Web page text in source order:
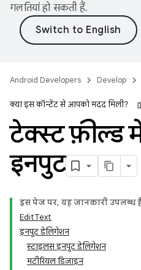
गलतियां हो सकती हैं.
Android Developers Develop
क्या इस कॉन्टेंट से आपको मदद मिली?
टेक्स्ट फ़ील्ड
इनपुट
इस पेज पर, यह जानकारी उपलब्ध
EditText
इनपुट डेलिगेशन
स्टाइलस इनपुट डेलिगेशन
मटीरियल डिज़ाइन